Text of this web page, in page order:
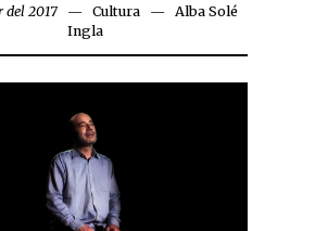
del 2017 Cultura
Alba Solé
Ingla